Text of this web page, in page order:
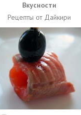
Вкусности
Рецепты от Дайкири